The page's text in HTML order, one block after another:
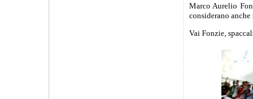
Marco Aurelio
considerano
Vai Fonzie,